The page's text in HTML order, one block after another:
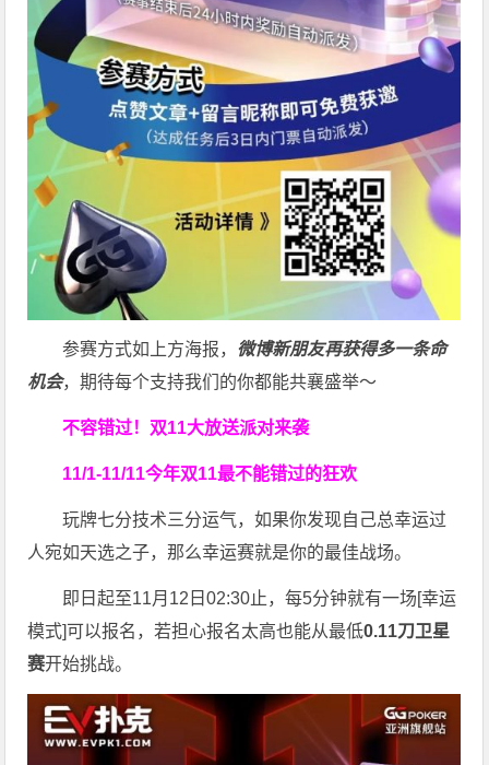
参赛方式如上方海报， 微博新朋友再获得多一条命
机会，期待每个支持我们的你都能共襄盛举～
不容错过！双11大放送派对来袭
11/1-11/11今年双11最不能错过的狂欢
玩牌七分技术三分运气，如果你发现自己总幸运过
人宛如天选之子，那么幸运赛就是你的最佳战场。
即日起至11月12日02:30止，每5分钟就有一场[幸运
模式]可以报名，若担心报名太高也能从最低0.11刀卫星
赛开始挑战。